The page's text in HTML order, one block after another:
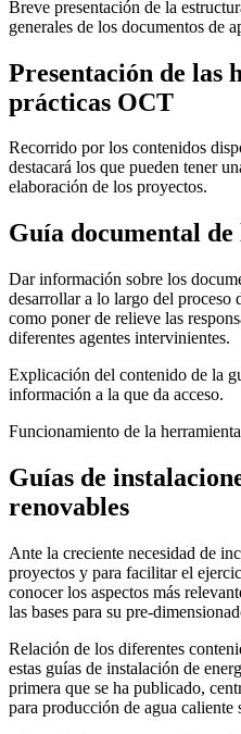
Breve presentación de la
generales de los documentos de
Presentación de las
prácticas OCT
Recorrido por los contenidos
destacará los que pueden tener
elaboración de los proyectos.
Guía documental
Dar información sobre los
desarrollar a lo largo del proceso
como poner de relieve las
diferentes agentes intervinientes.
Explicación del contenido de la
información a la que da acceso.
Funcionamiento de la
Guías de
renovables
Ante la creciente necesidad de
proyectos y para facilitar el
conocer los aspectos más
las bases para su pre-
Relación de los diferentes
estas guías de instalación de
primera que se ha publicado,
para producción de agua caliente